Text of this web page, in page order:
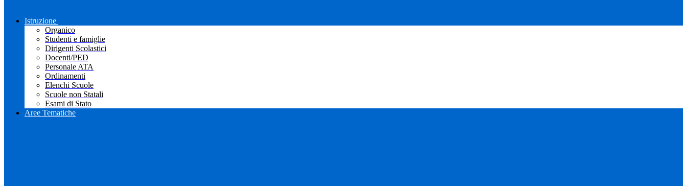
Istruzione
Organico
Studenti e famiglie
Dirigenti Scolastici
Docenti/PED
Personale ATA
Ordinamenti
Elenchi Scuole
Scuole non Statali
Esami di Stato
Aree Tematiche